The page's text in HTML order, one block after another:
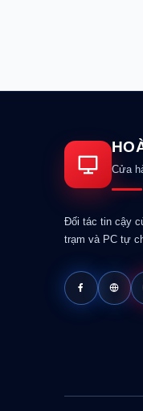
Cửa
Đối tác tin cậy
trạm và PC tự